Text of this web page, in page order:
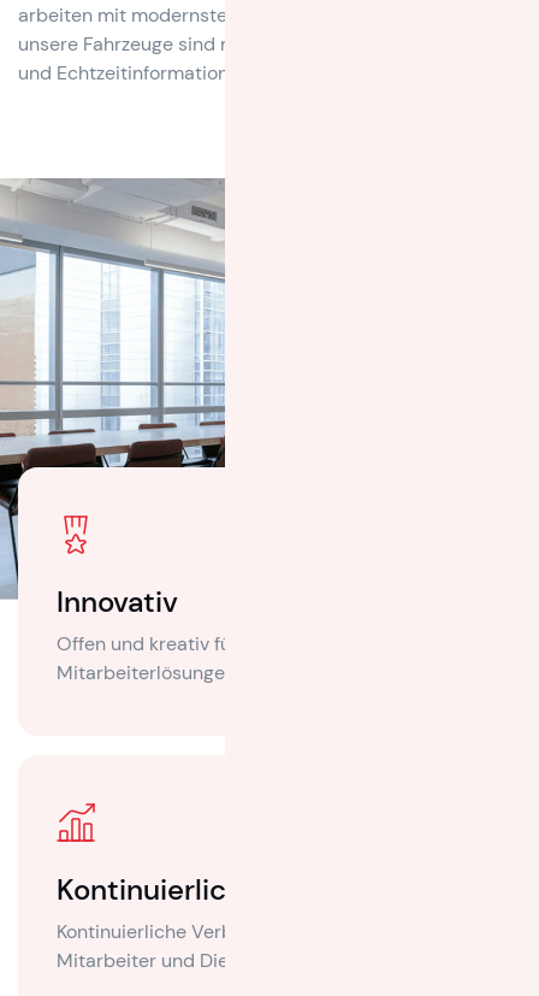
arbeiten mit modernster Computertechnik und alle
unsere Fahrzeuge sind mit Satellitenortung für Sicherheit
und Echtzeitinformationen ausgestattet.
Innovativ
Offen und kreativ für Kunden- und
Mitarbeiterlösungen
Kontinuierliche Verbesserung
Kontinuierliche Verbesserung unserer
Mitarbeiter und Dienstleistungen